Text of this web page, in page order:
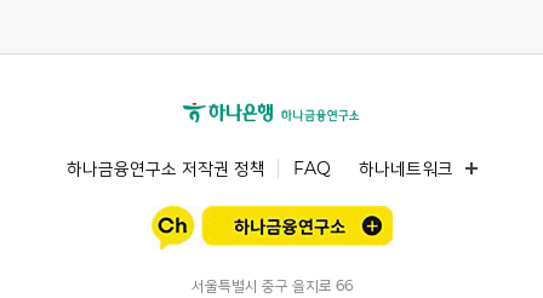
하나금융연구소 저작권 정책 FAQ 하나네트워크
서울특별시 중구 을지로 66